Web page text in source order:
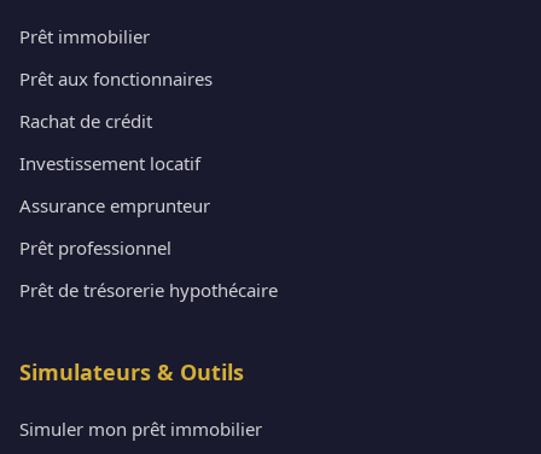
Prêt immobilier
Prêt aux fonctionnaires
Rachat de crédit
Investissement locatif
Assurance emprunteur
Prêt professionnel
Prêt de trésorerie hypothécaire
Simulateurs & Outils
Simuler mon prêt immobilier